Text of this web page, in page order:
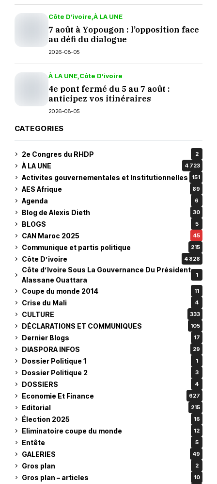
Côte D’ivoire À LA UNE
7 août à Yopougon : l’opposition face
au défi du dialogue
2026-08-05
À LA UNE Côte D’ivoire
4e pont fermé du 5 au 7 août :
anticipez vos itinéraires
2026-08-05
CATEGORIES
2e Congres du RHDP 2
À LA UNE 4 723
Activites gouvernementales et Institutionnelles 151
AES Afrique 89
Agenda 6
Blog de Alexis Dieth 30
BLOGS 5
CAN Maroc 2025 45
Communique et partis politique 215
Côte D’ivoire 4 828
Côte d’Ivoire Sous La Gouvernance Du Président
Alassane Ouattara
1
Coupe du monde 2014 11
Crise du Mali 4
CULTURE 333
DÉCLARATIONS ET COMMUNIQUES 105
Dernier Blogs 17
DIASPORA INFOS 29
Dossier Politique 1 1
Dossier Politique 2 3
DOSSIERS 4
Economie Et Finance 627
Editorial 215
Élection 2025 16
Eliminatoire coupe du monde 12
Entête 5
GALERIES 49
Gros plan 2
Gros plan – articles 10